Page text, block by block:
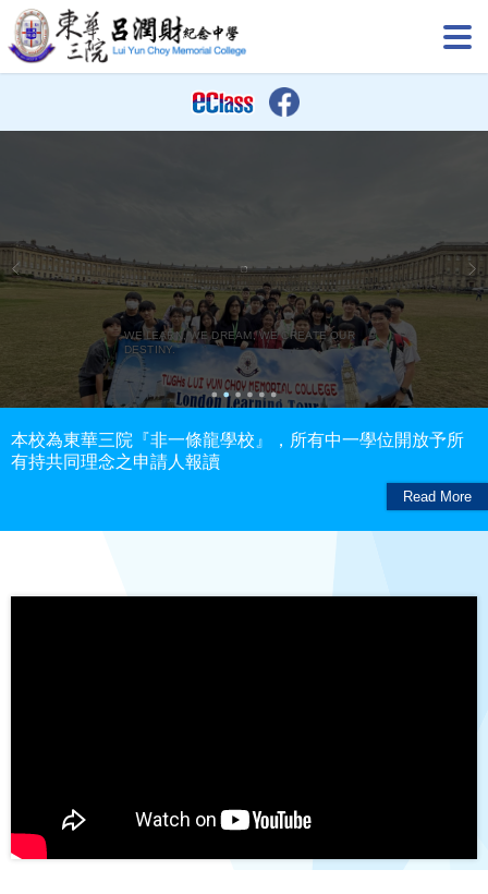
WE LEARN, WE DREAM, WE CREATE OUR
DESTINY.
本校為東華三院『非一條龍學校』，所有中一學位開放予所
有持共同理念之申請人報讀
Read More